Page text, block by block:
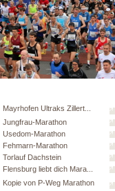
Mayrhofen Ultraks Zillert...
Jungfrau-Marathon
Usedom-Marathon
Fehmarn-Marathon
Torlauf Dachstein
Flensburg liebt dich Mara...
Kopie von P-Weg Marathon